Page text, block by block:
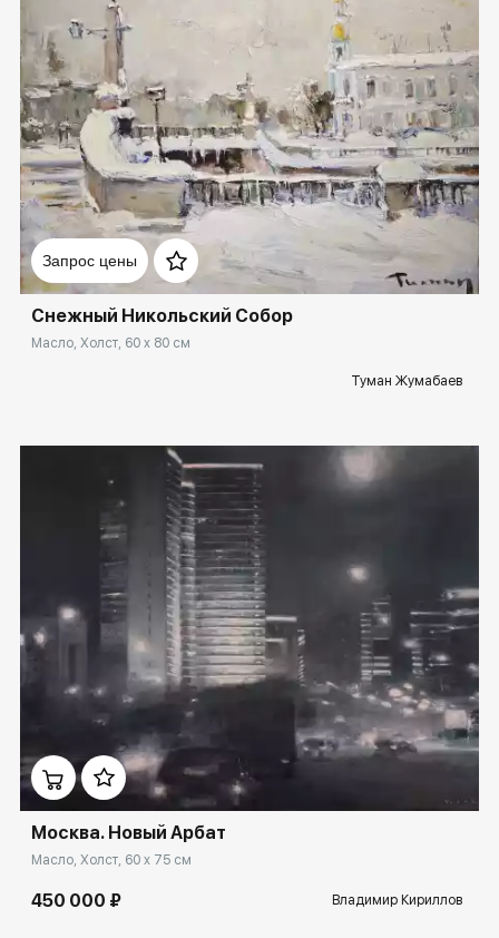
Запрос цены
Домен: spb.rakovgallery.ru
Снежный Никольский Собор
Масло, Холст, 60 x 80 см
Туман Жумабаев
spb.rakovgallery.ru
Москва. Новый Арбат
Масло, Холст, 60 x 75 см
450 000 ₽ Владимир Кириллов